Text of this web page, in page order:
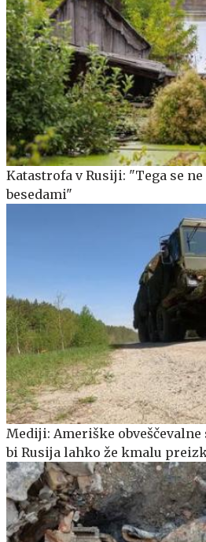
Katastrofa v Rusiji: "Tega se
besedami"
Mediji: Ameriške obveščevalne
bi Rusija lahko že kmalu